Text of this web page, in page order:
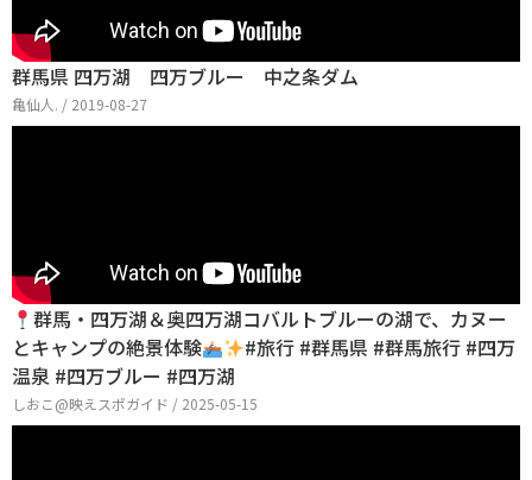
群馬県 四万湖 四万ブルー 中之条ダム
亀仙人. / 2019-08-27
群馬・四万湖＆奥四万湖コバルトブルーの湖で、カヌー
とキャンプの絶景体験
#旅行 #群馬県 #群馬旅行 #四万
温泉 #四万ブルー #四万湖
しおこ@映えスポガイド / 2025-05-15